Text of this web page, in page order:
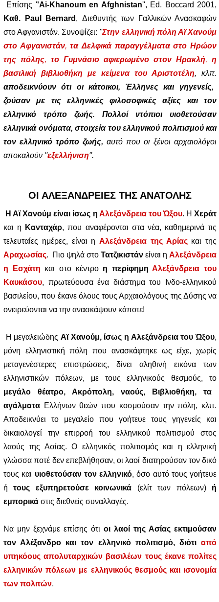
Επίσης ''Ai-Khanoum en Afghnistan'', Ed. Boccard 2001,
Kαθ. Paul Bernard , Διεθυντής των Γαλλικών Ανασκαφών
στο Αφγανιστάν. Συνοψίζει: ''Στην ελληνική πόλη Αϊ Χανούμ
στο Αφγανιστάν,τα Δελφικά παραγγέλματα στο Ηρώον
της πόλης, το Γυμνάσιο αφιερωμένο στον Ηρακλή, η
βασιλική βιβλιοθήκη με κείμενα του Αριστοτέλη, κλπ.
αποδεικνύουν ότι οι κάτοικοι, Έλληνες και γηγενείς,
ζούσαν με τις ελληνικές φιλοσοφικές αξίες και τον
ελληνικό τρόπο ζωής. Πολλοί ντόπιοι υιοθετούσαν
ελληνικά ονόματα, στοιχεία του ελληνικού πολιτισμού και
τον ελληνικό τρόπο ζωής, αυτό που οι ξένοι αρχαιολόγοι
αποκαλούν ''εξελλήνιση''.
ΟΙ ΑΛΕΞΑΝΔΡΕΙΕΣ ΤΗΣ ΑΝΑΤΟΛΗΣ
Η Αϊ Χανούμ είναι ίσως η Αλεξάνδρεια του Ώξου. HΧεράτ
και η
Κανταχάρ, που αναφέρονται στα νέα, καθημερινά τις
τελευταίες ημέρες, είναι η Αλεξάνδρεια της Αρίαςκαι της
Αραχωσίας. Πιο ψηλά στο Τατζικιστάν είναι η Αλεξάνδρεια
η Εσχάτη και στο κέντρο η περίφημηΑλεξάνδρεια του
Καυκάσου, πρωτεύουσα ένα διάστημα του Ινδο-ελληνικού
βασιλείου, που έκανε όλους τους Αρχαιολόγους της Δύσης να
ονειρεύονται να την ανασκάψουν κάποτε!
Η μεγαλειώδης Αϊ Χανούμ, ίσως η Αλεξάνδρεια του Ώξου,
μόνη ελληνιστική πόλη που ανασκάφτηκε ως είχε, χωρίς
μεταγενέστερες επιστρώσεις, δίνει αληθινή εικόνα των
ελληνιστικών πόλεων, με τους ελληνικούς θεσμούς, το
μεγάλο θέατρο, Ακρόπολη, ναούς, Βιβλιοθήκη, τα
αγάλματα Ελλήνων θεών που κοσμούσαν την πόλη, κλπ.
Αποδεικνύει το μεγαλείο που γοήτευε τους γηγενείς και
δικαιολογεί την επιρροή του ελληνικού πολιτισμού στος
λαούς της Ασίας. Ο ελληνικός πολιτισμός και η ελληνική
γλώσσα ποτέ δεν επεβλήθησαν, οι λαοί διατηρούσαν τον δικό
τους και υιοθετούσαν τον ελληνικό, όσο αυτό τους γοήτευε
ήτους εξυπηρετούσε κοινωνικά (ελίτ των πόλεων)ή
εμπορικά στις διεθνείς συναλλαγές.
Να μην ξεχνάμε επίσης ότι οι λαοί της Ασίας εκτιμούσαν
τον Αλέξανδρο και τον ελληνικό πολιτισμό, διότι από
υπηκόους απολυταρχικών βασιλέων τους έκανε πολίτες
ελληνικών πόλεων με ελληνικούς θεσμούς και ισονομία
των πολιτών.